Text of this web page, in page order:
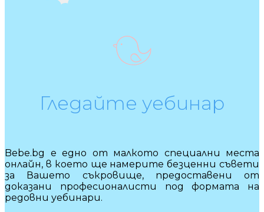
Гледайте уебинар
Bebe.bg е едно от малкото специални места
онлайн, в което ще намерите безценни съвети
за Вашето съкровище, предоставени от
доказани професионалисти под формата на
редовни уебинари.